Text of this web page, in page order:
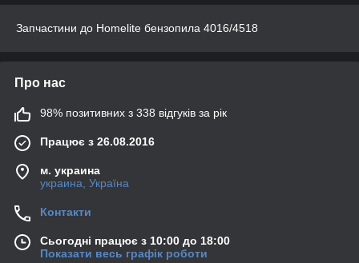
Запчастини до Homelite бензопила 4016/4518
Про нас
98% позитивних з 338 відгуків за рік
Працює з 26.08.2016
м. украина
украина, Україна
Контакти
Сьогодні працює з 10:00 до 18:00
Показати весь графік роботи